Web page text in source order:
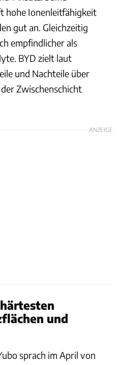
hohe Ionenleitfähigkeit
gut an. Gleichzeitig
empfindlicher als
BYD zielt laut
und Nachteile über
Zwischenschicht
ANZEIGE
und
sprach im April von